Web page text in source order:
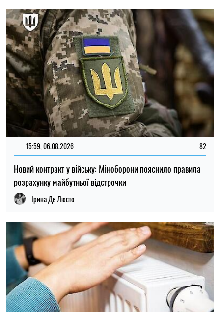
Новий контракт у війську: Міноборони пояснило правила
розрахунку майбутньої відстрочки
Ірина Де Люсто
21:31, 05.08.2026
Кличко відзвітував по підготовк удо зими: Київ відновив
65% пошкоджених енергооб'єктів
Микола Потика
ОСТАННІ НОВИНИ